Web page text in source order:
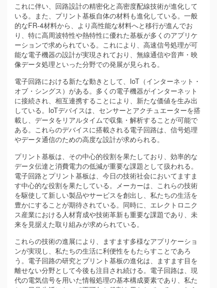
これに伴い、回路設計の精密化と高密度配線技術が進化して
いる。また、プリント基板自体の材料も進化している。一般
的なFR-4材料から、より高性能な材料へと移行が進んでお
り、特に高周波特性や熱特性に優れた基板が多くのアプリケ
ーションで求められている。これにより、高速信号処理が可
能な電子機器の設計が実現されており、無線通信や音声・映
像データ処理といった分野での発展が見られる。
電子回路における新たな動きとして、IoT（インターネット・
オブ・シングス）がある。多くの電子機器がインターネット
に接続され、相互連携することにより、新たな価値を生み出
している。IoTデバイスは、センサーとアクチュエーターを搭
載し、データをリアルタイムで収集・解析することが可能で
ある。これらのデバイスに搭載される電子回路は、信号処理
やデータ通信のための高度な設計が求められる。
プリント基板は、その中心的役割を果たしており、効率的な
データ伝達と消費電力の低減が重要な課題として扱われる。
電子回路とプリント基板は、今日の技術社会においてますま
す中心的な役割を果たしている。メーカーは、これらの技術
を駆使して新しい製品やサービスを創出し、私たちの生活を
豊かにすることが期待されている。同時に、エレクトロニク
ス産業における人材育成や技術革新も重要な課題であり、未
来を見据えた取り組みが求められている。
これらの技術の進展により、ますます多様なアプリケーショ
ンが実現し、私たちの生活に利便性をもたらすことであろ
う。電子回路の研究とプリント基板の進化は、ますます目を
離せない分野として今後も注目され続ける。電子回路は、現
代の電気信号を用いた情報処理の基本構成要素であり、私た